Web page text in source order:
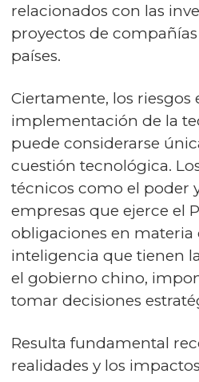
relacionados con las
proyectos de
países.
Ciertamente, los riesgos
implementación de la
puede considerarse
cuestión tecnológica.
técnicos como el poder
empresas que ejerce el
obligaciones en materia
inteligencia que tienen
el gobierno chino,
tomar decisiones
Resulta fundamental
realidades y los